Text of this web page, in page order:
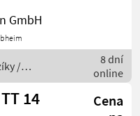
2.500 x
GmbH
/
8 dní
online
14
Cena